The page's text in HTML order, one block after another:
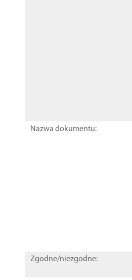
Nazwa dokumentu:
Zgodne/niezgodne: